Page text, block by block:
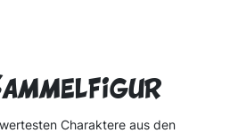
Charaktere aus den